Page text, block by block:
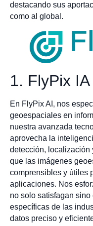
destacando sus
como al global.
1. FlyPix IA
En FlyPix AI, nos
geoespaciales en
nuestra avanzada
aprovecha la
detección, localización
que las imágenes
comprensibles y útiles
aplicaciones. Nos
no solo satisfagan
específicas de las
datos preciso y